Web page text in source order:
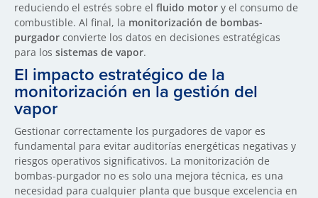
reduciendo el estrés sobre el fluido motor y el consumo de
combustible. Al final, la monitorización de bombas-
purgador convierte los datos en decisiones estratégicas
para los sistemas de vapor.
El impacto estratégico de la
monitorización en la gestión del
vapor
Gestionar correctamente los purgadores de vapor es
fundamental para evitar auditorías energéticas negativas y
riesgos operativos significativos. La monitorización de
bombas-purgador no es solo una mejora técnica, es una
necesidad para cualquier planta que busque excelencia en